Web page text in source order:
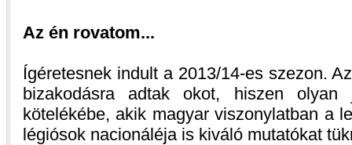
Az én rovatom...
Ígéretesnek indult a 2013/14-es szezon.
bizakodásra adtak okot, hiszen
kötelékébe, akik magyar viszonylatban a
légiósok nacionáléja is kiváló mutatókat